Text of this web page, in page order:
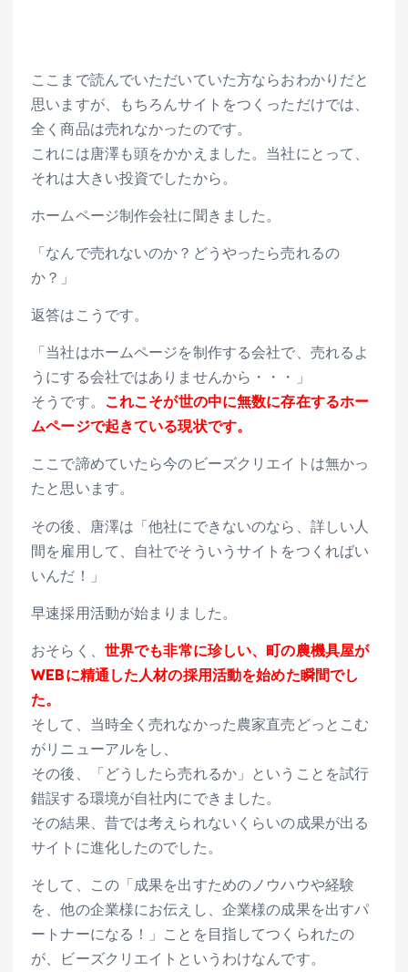
ここまで読んでいただいていた方ならおわかりだと
思いますが、もちろんサイトをつくっただけでは、
全く商品は売れなかったのです。
これには唐澤も頭をかかえました。当社にとって、
それは大きい投資でしたから。
ホームページ制作会社に聞きました。
「なんで売れないのか？どうやったら売れるの
か？」
返答はこうです。
「当社はホームページを制作する会社で、売れるよ
うにする会社ではありませんから・・・」
そうです。 これこそが世の中に無数に存在するホー
ムページで起きている現状です。
ここで諦めていたら今のビーズクリエイトは無かっ
たと思います。
その後、唐澤は「他社にできないのなら、詳しい人
間を雇用して、自社でそういうサイトをつくればい
いんだ！」
早速採用活動が始まりました。
おそらく、 世界でも非常に珍しい、町の農機具屋が
WEBに精通した人材の採用活動を始めた瞬間でし
た。
そして、当時全く売れなかった農家直売どっとこむ
がリニューアルをし、
その後、「どうしたら売れるか」ということを試行
錯誤する環境が自社内にできました。
その結果、昔では考えられないくらいの成果が出る
サイトに進化したのでした。
そして、この「成果を出すためのノウハウや経験
を、他の企業様にお伝えし、企業様の成果を出すパ
ートナーになる！」ことを目指してつくられたの
が、ビーズクリエイトというわけなんです。